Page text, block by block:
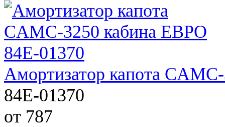
Амортизатор капота
84E-01370
от 787